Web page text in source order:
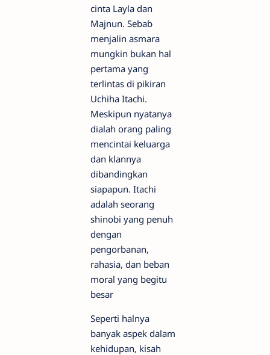
cinta Layla dan
Majnun. Sebab
menjalin asmara
mungkin bukan hal
pertama yang
terlintas di pikiran
Uchiha Itachi.
Meskipun nyatanya
dialah orang paling
mencintai keluarga
dan klannya
dibandingkan
siapapun. Itachi
adalah seorang
shinobi yang penuh
dengan
pengorbanan,
rahasia, dan beban
moral yang begitu
besar
Seperti halnya
banyak aspek dalam
kehidupan, kisah